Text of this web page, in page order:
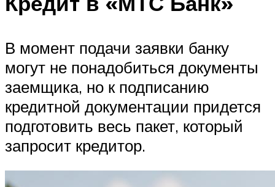
В момент подачи заявки банку
могут не понадобиться документы
заемщика, но к подписанию
кредитной документации придется
подготовить весь пакет, который
запросит кредитор.